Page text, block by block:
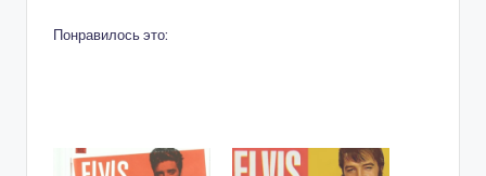
Понравилось это: